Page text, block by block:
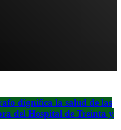
dignifica la salud de las
del Hospital de Treinta y